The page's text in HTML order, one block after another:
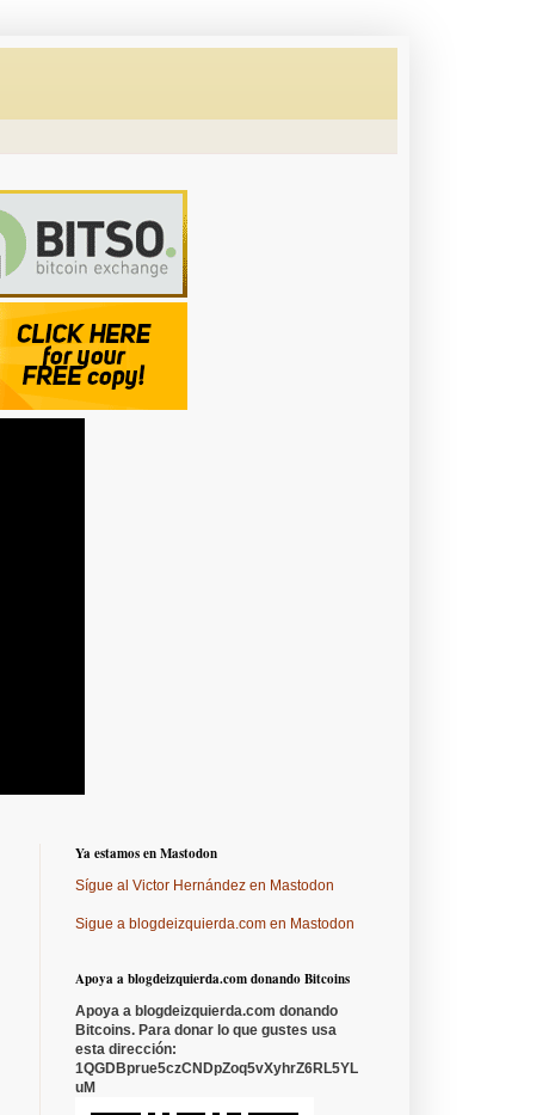
Ya estamos en Mastodon
Sígue al Victor Hernández en Mastodon
Sigue a blogdeizquierda.com en Mastodon
Apoya a blogdeizquierda.com donando Bitcoins
Apoya a blogdeizquierda.com donando
Bitcoins. Para donar lo que gustes usa
esta dirección:
1QGDBprue5czCNDpZoq5vXyhrZ6RL5YL
uM